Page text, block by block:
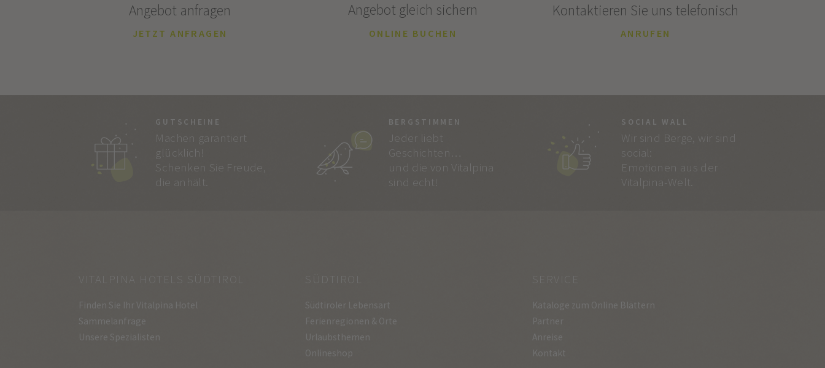
Angebot anfragen
JETZT ANFRAGEN
Angebot gleich sichern
ONLINE BUCHEN
Kontaktieren Sie uns telefonisch
ANRUFEN
GUTSCHEINE
Machen garantiert
glücklich!
Schenken Sie Freude,
die anhält.
BERGSTIMMEN
Jeder liebt
Geschichten…
und die von Vitalpina
sind echt!
SOCIAL WALL
Wir sind Berge, wir sind
social:
Emotionen aus der
Vitalpina-Welt.
VITALPINA HOTELS SÜDTIROL
Finden Sie Ihr Vitalpina Hotel
Sammelanfrage
Unsere Spezialisten
SÜDTIROL
Südtiroler Lebensart
Ferienregionen & Orte
Urlaubsthemen
Onlineshop
SERVICE
Kataloge zum Online Blättern
Partner
Anreise
Kontakt